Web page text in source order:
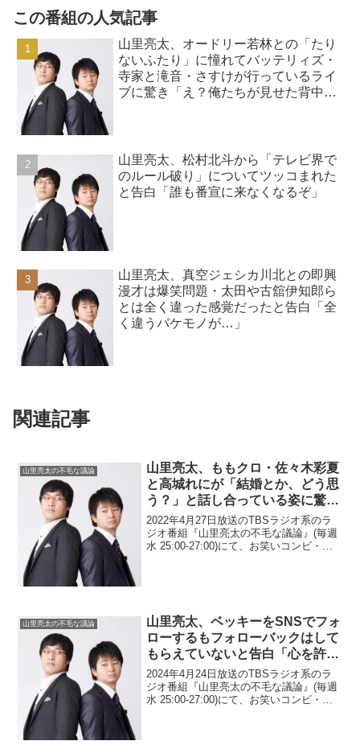
この番組の人気記事
山里亮太、オードリー若林との「たり
ないふたり」に憧れてバッテリィズ・
寺家と滝音・さすけが行っているライ
ブに驚き「え？俺たちが見せた背中っ
山里亮太、松村北斗から「テレビ界で
のルール破り」についてツッコまれた
と告白「誰も番宣に来なくなるぞ」
山里亮太、真空ジェシカ川北との即興
漫才は爆笑問題・太田や古舘伊知郎ら
とは全く違った感覚だったと告白「全
く違うバケモノが…」
関連記事
山里亮太の不毛な議論
山里亮太、ももクロ・佐々木彩夏
と高城れにが「結婚とか、どう思
う？」と話し合っている姿に驚き
「そんな話をするんだ」
2022年4月27日放送のTBSラジオ系のラ
ジオ番組『山里亮太の不毛な議論』(毎週
水 25:00-27:00)にて、お笑いコンビ・南
山里亮太の不毛な議論
山里亮太、ベッキーをSNSでフォ
ローするもフォローバックはして
もらえていないと告白「心を許し
た人だけフォローする、みたいな
感じなのよ」
2024年4月24日放送のTBSラジオ系のラ
ジオ番組『山里亮太の不毛な議論』(毎週
水 25:00-27:00)にて、お笑いコンビ・南